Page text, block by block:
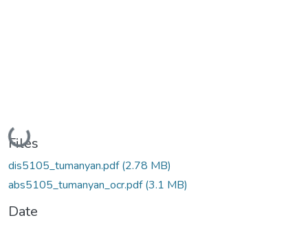
Loading...
Files
dis5105_tumanyan.pdf(2.78 MB)
abs5105_tumanyan_ocr.pdf(3.1 MB)
Date